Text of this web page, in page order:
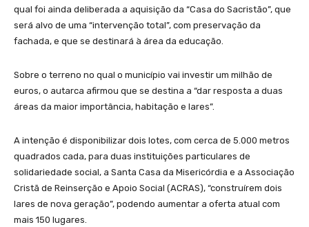
qual foi ainda deliberada a aquisição da “Casa do Sacristão”, que
será alvo de uma “intervenção total”, com preservação da
fachada, e que se destinará à área da educação.
Sobre o terreno no qual o município vai investir um milhão de
euros, o autarca afirmou que se destina a “dar resposta a duas
áreas da maior importância, habitação e lares”.
A intenção é disponibilizar dois lotes, com cerca de 5.000 metros
quadrados cada, para duas instituições particulares de
solidariedade social, a Santa Casa da Misericórdia e a Associação
Cristã de Reinserção e Apoio Social (ACRAS), “construírem dois
lares de nova geração”, podendo aumentar a oferta atual com
mais 150 lugares.